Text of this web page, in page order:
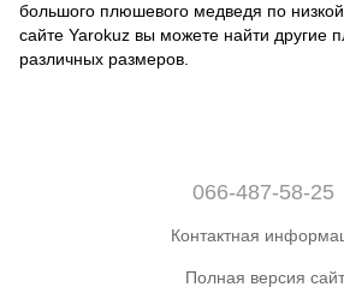
большого плюшевого медведя по
сайте Yarokuz вы можете найти другие
различных размеров.
066-487-58-25
Контактная
Полная версия